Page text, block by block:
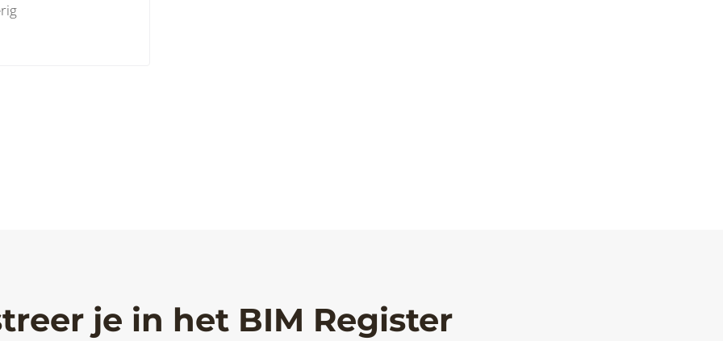
tekenwerk
bouw.
je in het BIM Register